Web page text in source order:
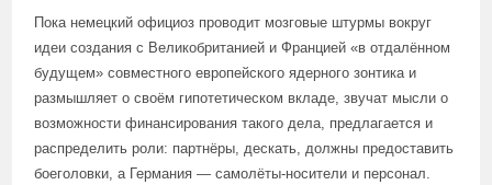
Пока немецкий официоз проводит мозговые штурмы вокруг
идеи создания с Великобританией и Францией «в отдалённом
будущем» совместного европейского ядерного зонтика и
размышляет о своём гипотетическом вкладе, звучат мысли о
возможности финансирования такого дела, предлагается и
распределить роли: партнёры, дескать, должны предоставить
боеголовки, а Германия — самолёты-носители и персонал.